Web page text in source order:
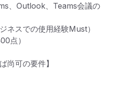
、Outlook、Teams会議の
ネスでの使用経験Must）
点）
尚可の要件】